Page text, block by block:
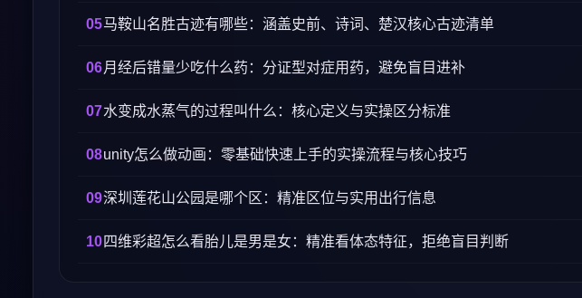
马鞍山名胜古迹有哪些：涵盖史前、诗词、楚汉核心古迹清单
月经后错量少吃什么药：分证型对症用药，避免盲目进补
水变成水蒸气的过程叫什么：核心定义与实操区分标准
unity怎么做动画：零基础快速上手的实操流程与核心技巧
深圳莲花山公园是哪个区：精准区位与实用出行信息
四维彩超怎么看胎儿是男是女：精准看体态特征，拒绝盲目判断